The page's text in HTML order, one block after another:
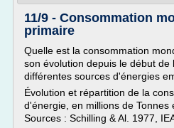
11/9 - Consommation
primaire
Quelle est la consommation
son évolution depuis le début de
différentes sources d'énergies
Évolution et répartition de la
d'énergie, en millions de Tonnes
Sources : Schilling & Al. 1977,